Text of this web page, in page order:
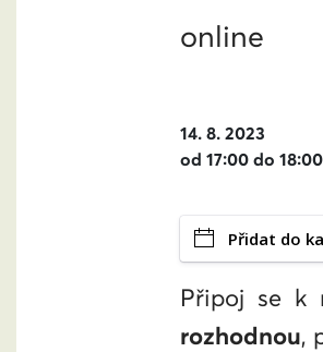
online
14. 8. 2023
od 17:00 do 18:00
Přidat do
Připoj se k
rozhodnou,